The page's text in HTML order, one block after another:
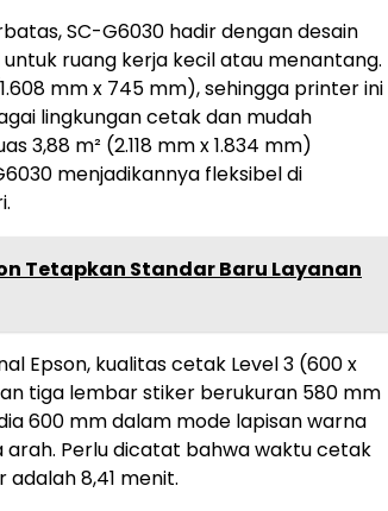
SC-G6030 hadir dengan desain
ruang kerja kecil atau menantang.
mm x 745 mm), sehingga printer ini
lingkungan cetak dan mudah
3,88 m² (2.118 mm x 1.834 mm)
menjadikannya fleksibel di
Tetapkan Standar Baru Layanan
Epson, kualitas cetak Level 3 (600 x
tiga lembar stiker berukuran 580 mm
600 mm dalam mode lapisan warna
Perlu dicatat bahwa waktu cetak
8,41 menit.